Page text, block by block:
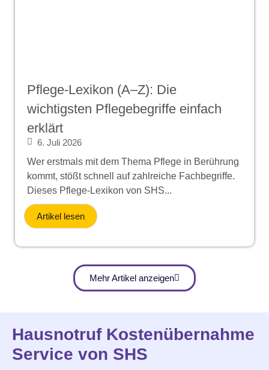
Pflege-Lexikon (A–Z): Die
wichtigsten Pflegebegriffe einfach
erklärt
6. Juli 2026
Wer erstmals mit dem Thema Pflege in Berührung
kommt, stößt schnell auf zahlreiche Fachbegriffe.
Dieses Pflege-Lexikon von SHS...
Artikel lesen
Mehr Artikel anzeigen
Hausnotruf Kostenübernahme
Service von SHS